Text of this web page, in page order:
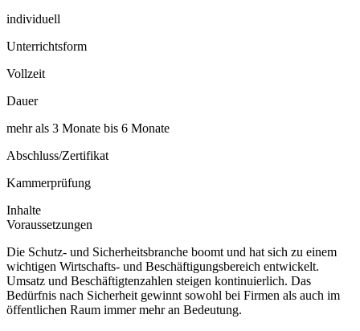
individuell
Unterrichtsform
Vollzeit
Dauer
mehr als 3 Monate bis 6 Monate
Abschluss/Zertifikat
Kammerprüfung
Inhalte
Voraussetzungen
Die Schutz- und Sicherheitsbranche boomt und hat sich zu einem
wichtigen Wirtschafts- und Beschäftigungsbereich entwickelt.
Umsatz und Beschäftigtenzahlen steigen kontinuierlich. Das
Bedürfnis nach Sicherheit gewinnt sowohl bei Firmen als auch im
öffentlichen Raum immer mehr an Bedeutung.